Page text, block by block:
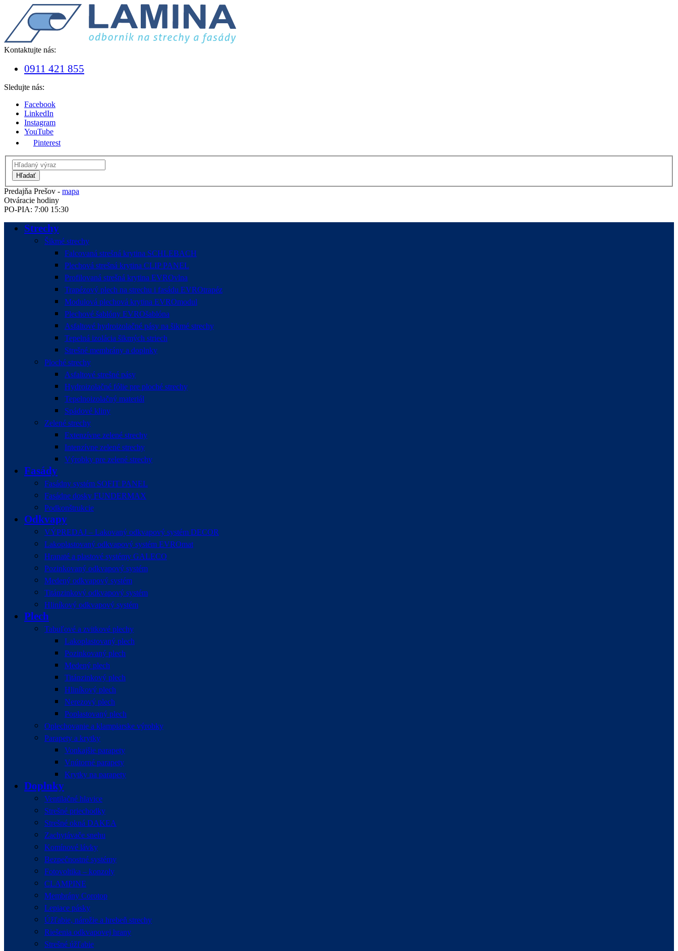
Kontaktujte nás:
0911 421 855
Sledujte nás:
Facebook
LinkedIn
Instagram
YouTube
Pinterest
Hľadať
Predajňa Prešov - mapa
Otváracie hodiny
PO-PIA: 7:00 15:30
Strechy
Šikmé strechy
Falcovaná strešná krytina SCHLEBACH
Plechová strešná krytina CLIP PANEL
Profilovaná strešná krytina EVROvlna
Trapézový plech na strechu i fasádu EVROtrapéz
Modulová plechová krytina EVROmodul
Plechové šablóny EVROšablóna
Asfaltové hydroizolačné pásy na šikmé strechy
Tepelná izolácia šikmých striech
Strešné membrány a doplnky
Ploché strechy
Asfaltové strešné pásy
Hydroizolačné fólie pre ploché strechy
Tepelnoizolačný materiál
Spádové kliny
Zelené strechy
Extenzívne zelené strechy
Intenzívne zelené strechy
Výrobky pre zelené strechy
Fasády
Fasádny systém SOFIT PANEL
Fasádne dosky FUNDERMAX
Podkonštrukcie
Odkvapy
VÝPREDAJ – Lakovaný odkvapový systém DECOR
Lakoplastovaný odkvapový systém EVROmat
Hranaté a plastové systémy GALECO
Pozinkovaný odkvapový systém
Medený odkvapový systém
Titánzinkový odkvapový systém
Hliníkový odkvapový systém
Plech
Tabuľové a zvitkové plechy
Lakoplastovaný plech
Pozinkovaný plech
Medený plech
Titánzinkový plech
Hliníkový plech
Nerezový plech
Poplastovaný plech
Oplechovanie a klampiarske výrobky
Parapety a krytky
Vonkajšie parapety
Vnútorné parapety
Krytky na parapety
Doplnky
Ventilačné hlavice
Strešné priechodky
Strešné okná DAKEA
Zachytávače snehu
Komínové lávky
Bezpečnostné systémy
Fotovoltika – konzoly
CLAMPINE
Membrány Corotop
Lepiace pásky
Úžľabie, nárožie a hrebeň strechy
Riešenia odkvapovej hrany
Strešné úžľabie